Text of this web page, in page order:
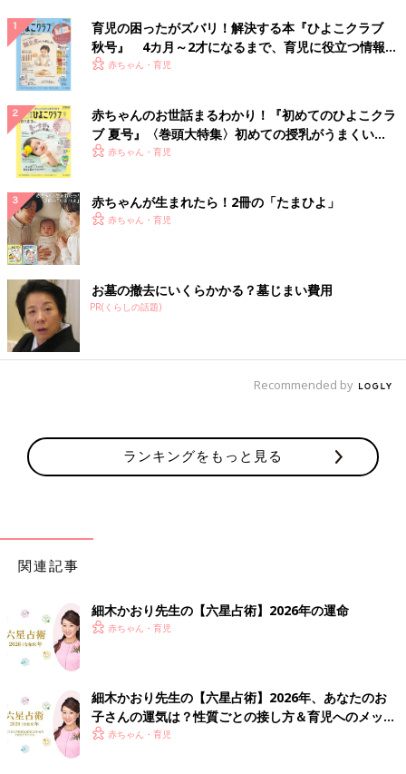
育児の困ったがズバリ！解決する本『ひよこクラブ
秋号』 4カ月～2才になるまで、育児に役立つ情報が
いっぱい！
赤ちゃん・育児
赤ちゃんのお世話まるわかり！『初めてのひよこクラ
ブ 夏号』〈巻頭大特集〉初めての授乳がうまくい
く！ おっぱい・ミルクの基本と夏のトラブル 解決テ
赤ちゃん・育児
赤ちゃんが生まれたら！2冊の「たまひよ」
赤ちゃん・育児
お墓の撤去にいくらかかる？墓じまい費用
PR(くらしの話題)
Recommended by
ランキングをもっと見る
関連記事
細木かおり先生の【六星占術】2026年の運命
赤ちゃん・育児
細木かおり先生の【六星占術】2026年、あなたのお
子さんの運気は？性質ごとの接し方＆育児へのメッセ
ージ赤ちゃん・育児